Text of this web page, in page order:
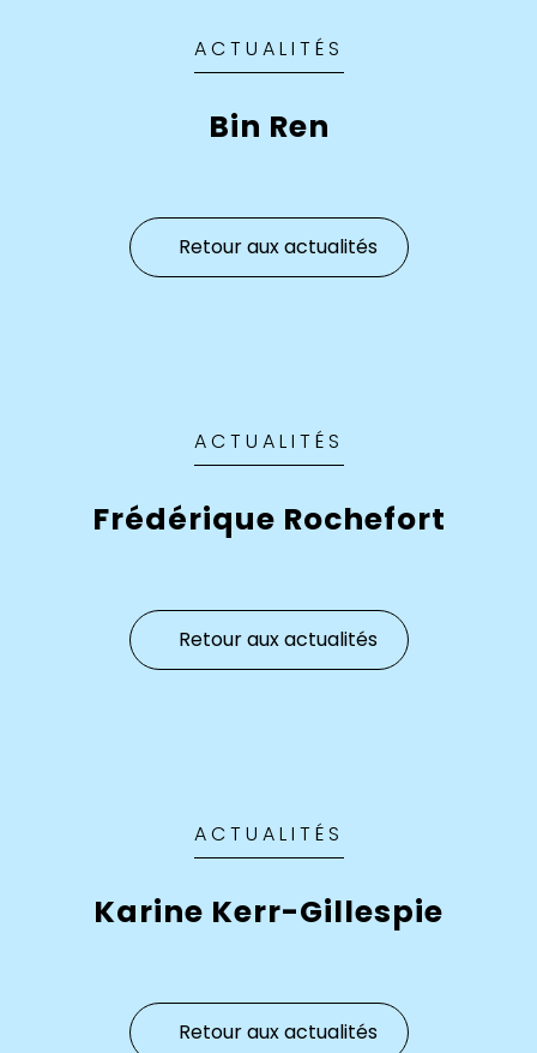
ACTUALITÉS
Bin Ren
Retour aux actualités
ACTUALITÉS
Frédérique Rochefort
Retour aux actualités
ACTUALITÉS
Karine Kerr-Gillespie
Retour aux actualités